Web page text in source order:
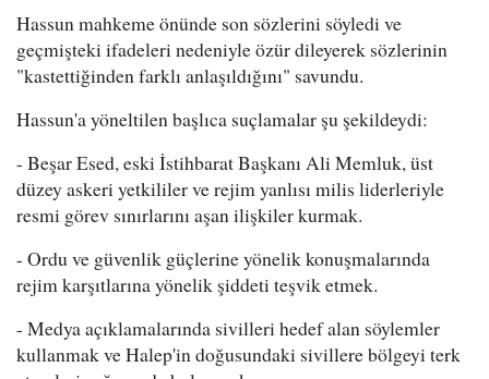
Hassun mahkeme önünde son sözlerini söyledi ve
geçmişteki ifadeleri nedeniyle özür dileyerek sözlerinin
"kastettiğinden farklı anlaşıldığını" savundu.
Hassun'a yöneltilen başlıca suçlamalar şu şekildeydi:
- Beşar Esed, eski İstihbarat Başkanı Ali Memluk, üst
düzey askeri yetkililer ve rejim yanlısı milis liderleriyle
resmi görev sınırlarını aşan ilişkiler kurmak.
- Ordu ve güvenlik güçlerine yönelik konuşmalarında
rejim karşıtlarına yönelik şiddeti teşvik etmek.
- Medya açıklamalarında sivilleri hedef alan söylemler
kullanmak ve Halep'in doğusundaki sivillere bölgeyi terk